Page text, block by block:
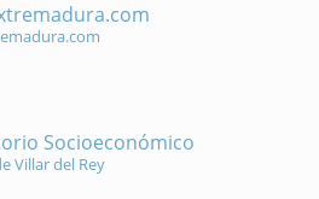
Socioeconómico
Villar del Rey